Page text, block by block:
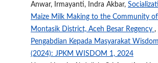
Anwar, Irmayanti, Indra Akbar,
Maize Milk Making to the Community
Montasik District, Aceh Besar Regency ,
Pengabdian Kepada Masyarakat
(2024): JPKM WISDOM 1, 2024